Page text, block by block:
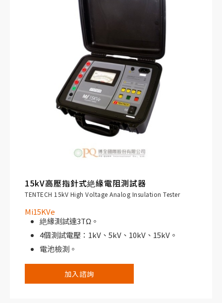
15kV高壓指針式絶緣電阻測試器
TENTECH 15kV High Voltage Analog Insulation Tester
Mi15KVe
絶緣測試達3TΩ。
4個測試電壓：1kV、5kV、10kV、15kV。
電池檢測。
IP65防護等級。
保護終端。加入諮詢